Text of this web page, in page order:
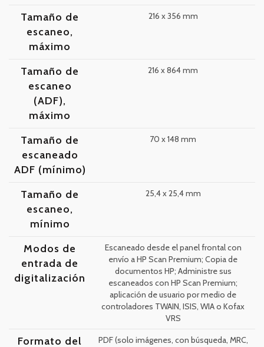
Tamaño de
escaneo,
máximo
216 x 356 mm
Tamaño de
escaneo
(ADF),
máximo
216 x 864 mm
Tamaño de
escaneado
ADF (mínimo)
70 x 148 mm
Tamaño de
escaneo,
mínimo
25,4 x 25,4 mm
Modos de
entrada de
digitalización
Escaneado desde el panel frontal con
envío a HP Scan Premium; Copia de
documentos HP; Administre sus
escaneados con HP Scan Premium;
aplicación de usuario por medio de
controladores TWAIN, ISIS, WIA o Kofax
VRS
Formato del
PDF (solo imágenes, con búsqueda, MRC,